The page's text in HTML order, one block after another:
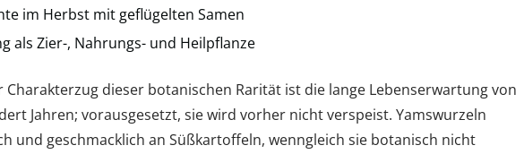
im Herbst mit geflügelten Samen
als Zier-, Nahrungs- und Heilpflanze
Charakterzug dieser botanischen Rarität ist die lange Lebenserwartung von
Jahren; vorausgesetzt, sie wird vorher nicht verspeist. Yamswurzeln
und geschmacklich an Süßkartoffeln, wenngleich sie botanisch nicht